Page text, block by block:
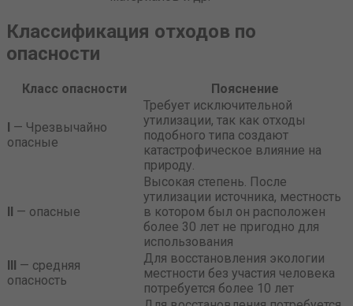
Классификация отходов по
опасности
Класс опасности Пояснение
I — Чрезвычайно
опасные
Требует исключительной
утилизации, так как отходы
подобного типа создают
катастрофическое влияние на
природу.
II — опасные
Высокая степень. После
утилизации источника, местность
в котором был он расположен
более 30 лет не пригодно для
использования
III — средняя
опасность
Для восстановления экологии
местности без участия человека
потребуется более 10 лет